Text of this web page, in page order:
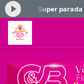
agora: Super parada